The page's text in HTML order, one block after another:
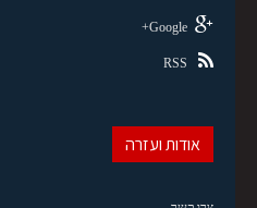
Google+
RSS
אודות ועזרה